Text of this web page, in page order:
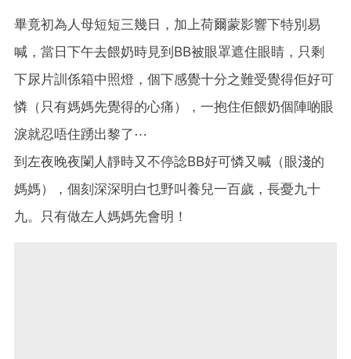
畢竟初為人母短短三幾日，加上荷爾蒙影響下特別易
喊，當日下午去餵奶時見到BB被眼罩遮住眼睛，只剩
下尿片訓係箱中照燈，個下感覺十分之難受覺得佢好可
憐（只有媽媽先覺得的心痛），一抱住佢餵奶個陣啲眼
淚就忍唔住踴出黎了⋯
到左夜晚夜闌人靜時又不停諗BB好可憐又喊（眼淺的
媽媽），個刻深深明白乜野叫養兒一百歲，長憂九十
九。只有做左人媽媽先會明！